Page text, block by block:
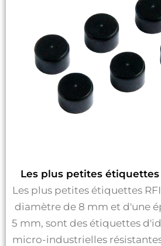
Les plus petites étiquettes
Les plus petites étiquettes
diamètre de 8 mm et d'une
5 mm, sont des étiquettes
micro-industrielles